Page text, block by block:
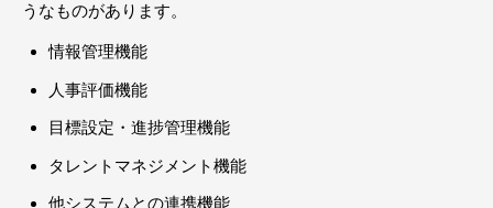
うなものがあります。
情報管理機能
人事評価機能
目標設定・進捗管理機能
タレントマネジメント機能
他システムとの連携機能